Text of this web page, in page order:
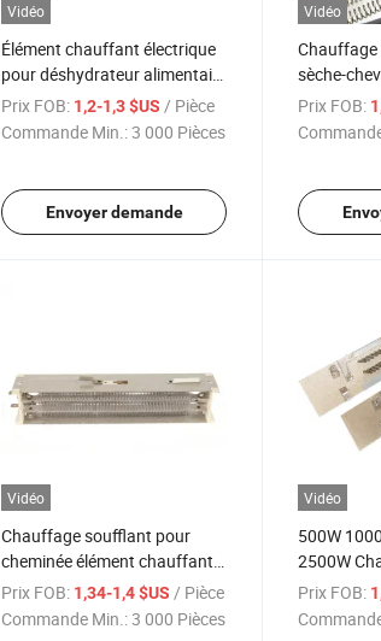
Vidéo
Élément chauffant électrique
pour déshydrateur alimentaire
chauffage en mica
Prix FOB: 1,2-1,3 $US / Pièce
Commande Min.:3 000 Pièces
Envoyer demande
Vidéo
sèche-
mica pour
Prix FOB:
Vidéo
Chauffage soufflant pour
cheminée élément chauffant
électrique
Prix FOB: 1,34-1,4 $US / Pièce
Commande Min.:3 000 Pièces
Vidéo
500W
2500W
Fil
Prix FOB: